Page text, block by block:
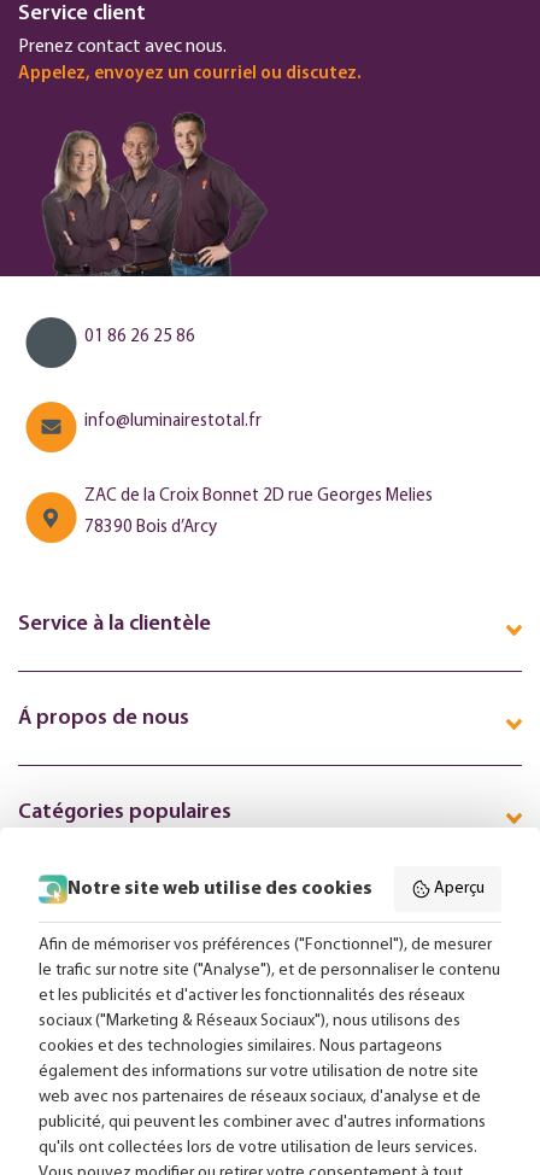
Service client
Prenez contact avec nous.
Appelez, envoyez un courriel ou discutez.
01 86 26 25 86
info@luminairestotal.fr
ZAC de la Croix Bonnet 2D rue Georges Melies
78390 Bois d’Arcy
Service à la clientèle
Á propos de nous
Catégories populaires
Suivez-nous en ligne:
Livraison gratuite à partir de 99,-
Conseils sur mesure
Plus de 25 000 lampes en stock
Notre site web utilise des cookies Aperçu
Afin de mémoriser vos préférences ("Fonctionnel"), de mesurer
le trafic sur notre site ("Analyse"), et de personnaliser le contenu
et les publicités et d'activer les fonctionnalités des réseaux
sociaux ("Marketing & Réseaux Sociaux"), nous utilisons des
cookies et des technologies similaires. Nous partageons
également des informations sur votre utilisation de notre site
web avec nos partenaires de réseaux sociaux, d'analyse et de
publicité, qui peuvent les combiner avec d'autres informations
qu'ils ont collectées lors de votre utilisation de leurs services.